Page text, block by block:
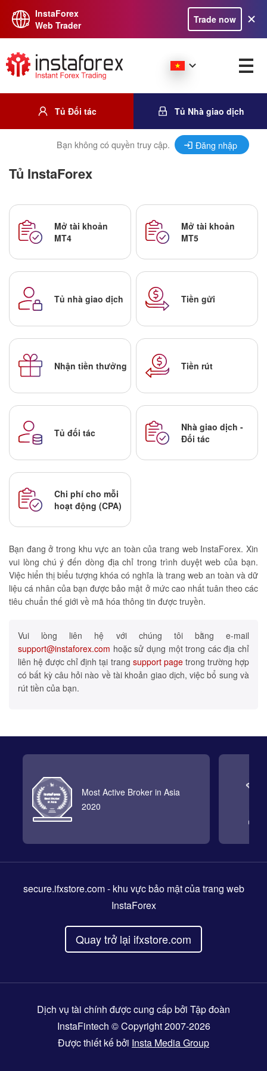
InstaForex
Web Trader
Trade now
Tủ Đối tác Tủ Nhà giao dịch
Bạn không có quyền truy cập. Đăng nhập
Tủ InstaForex
Mở tài khoản
MT4
Mở tài khoản
MT5
Tủ nhà giao dịch Tiền gửi
Nhận tiền thưởng Tiền rút
Tủ đối tác
Nhà giao dịch -
Đối tác
Chi phí cho mỗi
hoạt động (CPA)
Bạn đang ở trong khu vực an toàn của trang web InstaForex. Xin
vui lòng chú ý đến dòng địa chỉ trong trình duyệt web của bạn.
Việc hiển thị biểu tượng khóa có nghĩa là trang web an toàn và dữ
liệu cá nhân của bạn được bảo mật ở mức cao nhất tuân theo các
tiêu chuẩn thế giới về mã hóa thông tin được truyền.
Vui lòng liên hệ với chúng tôi bằng e-mail
support@instaforex.com hoặc sử dụng một trong các địa chỉ
liên hệ được chỉ định tại trang support pagetrong trường hợp
có bất kỳ câu hỏi nào về tài khoản giao dịch, việc bổ sung và
rút tiền của bạn.
Most Active Broker in Asia
2020
secure.ifxstore.com- khu vực bảo mật của trang web
InstaForex
Quay trở lại ifxstore.com
Dịch vụ tài chính được cung cấp bởi Tập đoàn
InstaFintech © Copyright 2007-2026
Được thiết kế bởi Insta Media Group